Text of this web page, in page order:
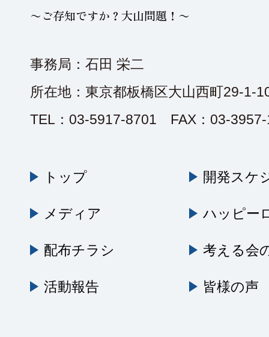
〜ご存知ですか？大山問題！〜
事務局：石田 栄二
所在地：東京都板橋区大山西町29-1-
TEL：03-5917-8701 FAX：03-3957-
トップ 開発スケ
メディア ハッピー
配布チラシ 考える会
活動報告 皆様の声